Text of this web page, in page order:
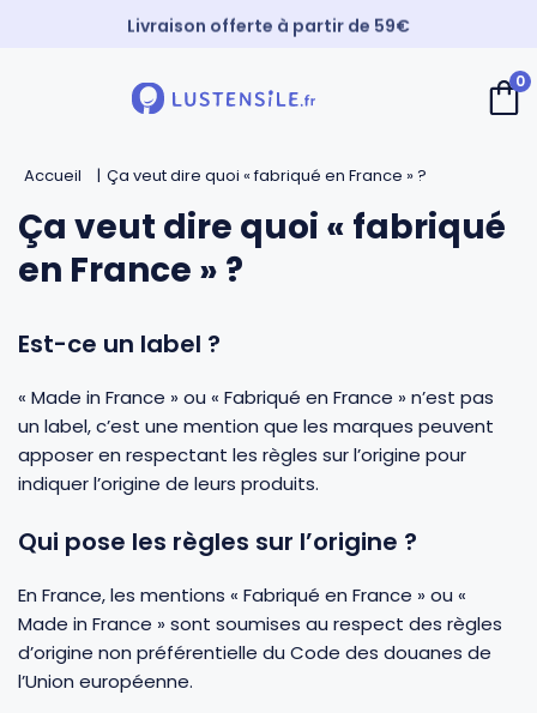
Livraison offerte à partir de 59€
Spatules
Fouets
Pinces et piques
Louches
Fourches et fourchettes
Écumoires
Couteaux d’office
Couteaux Santoku
Couteaux bec d’oiseau
Couteaux dentés
Couteaux à fromage
Couteaux à huîtres
Faitouts et cocottes
Poêles
Sauteuses
Woks
Plats et plaques
Moules
Mirontaine
Roger Orfèvre
Tournabois
Jean Dubost
Nogent
Opinel
0
Accueil Ça veut dire quoi « fabriqué en France » ?
Ça veut dire quoi « fabriqué
en France » ?
Est-ce un label ?
« Made in France » ou « Fabriqué en France » n’est pas
un label, c’est une mention que les marques peuvent
apposer en respectant les règles sur l’origine pour
indiquer l’origine de leurs produits.
Qui pose les règles sur l’origine ?
En France, les mentions « Fabriqué en France » ou «
Made in France » sont soumises au respect des règles
d’origine non préférentielle du Code des douanes de
l’Union européenne.